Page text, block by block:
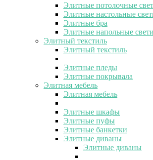
Элитные потолочные
Элитные настольные
Элитные бра
Элитные напольные
Элитный текстиль
Элитный текстиль
Элитные пледы
Элитные покрывала
Элитная мебель
Элитная мебель
Элитные шкафы
Элитные пуфы
Элитные банкетки
Элитные диваны
Элитные диваны